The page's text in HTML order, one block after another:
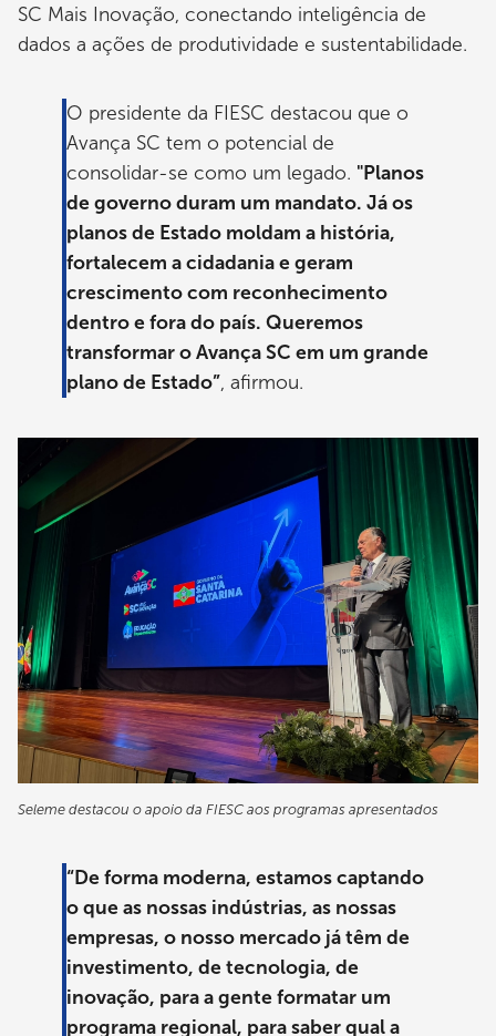
SC Mais Inovação, conectando inteligência de
dados a ações de produtividade e sustentabilidade.
O presidente da FIESC destacou que o
Avança SC tem o potencial de
consolidar-se como um legado. "Planos
de governo duram um mandato. Já os
planos de Estado moldam a história,
fortalecem a cidadania e geram
crescimento com reconhecimento
dentro e fora do país. Queremos
transformar o Avança SC em um grande
plano de Estado”, afirmou.
Imagem
Seleme destacou o apoio da FIESC aos programas apresentados
“De forma moderna, estamos captando
o que as nossas indústrias, as nossas
empresas, o nosso mercado já têm de
investimento, de tecnologia, de
inovação, para a gente formatar um
programa regional, para saber qual a